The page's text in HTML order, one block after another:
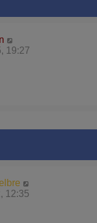
19:27
12:35